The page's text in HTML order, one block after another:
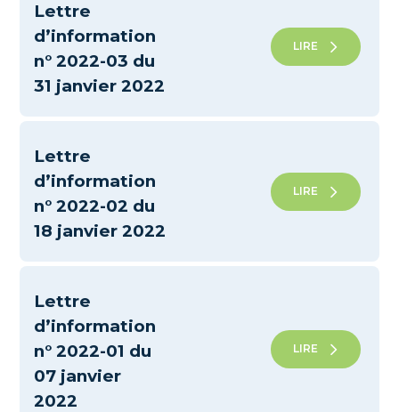
Lettre
d’information
n° 2022-03 du
31 janvier 2022
LIRE
Lettre
d’information
n° 2022-02 du
18 janvier 2022
LIRE
Lettre
d’information
n° 2022-01 du
07 janvier
2022
LIRE